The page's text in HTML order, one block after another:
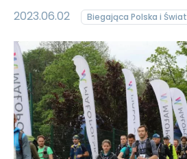
2023.06.02 Biegająca Polska i Świat